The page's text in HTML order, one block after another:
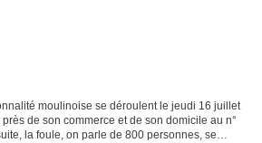
moulinoise se déroulent le jeudi 16 juillet
de son commerce et de son domicile au n°
la foule, on parle de 800 personnes, se